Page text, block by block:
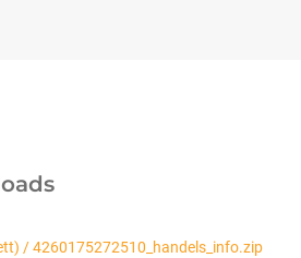
/ 4260175272510_handels_info.zip